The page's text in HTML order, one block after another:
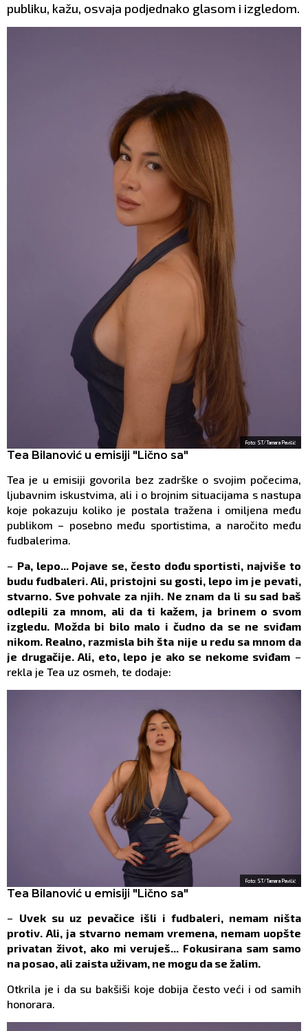
publiku, kažu, osvaja podjednako glasom i izgledom.
Foto: ST/Tamara Pavišić
Tea Bilanović u emisiji "Lično sa"
Tea je u emisiji govorila bez zadrške o svojim počecima,
ljubavnim iskustvima, ali i o brojnim situacijama s nastupa
koje pokazuju koliko je postala tražena i omiljena među
publikom – posebno među sportistima, a naročito među
fudbalerima.
– Pa, lepo... Pojave se, često dođu sportisti, najviše to
budu fudbaleri. Ali, pristojni su gosti, lepo im je pevati,
stvarno. Sve pohvale za njih. Ne znam da li su sad baš
odlepili za mnom, ali da ti kažem, ja brinem o svom
izgledu. Možda bi bilo malo i čudno da se ne sviđam
nikom. Realno, razmisla bih šta nije u redu sa mnom da
je drugačije. Ali, eto, lepo je ako se nekome sviđam –
rekla je Tea uz osmeh, te dodaje:
Foto: ST/Tamara Pavišić
Tea Bilanović u emisiji "Lično sa"
– Uvek su uz pevačice išli i fudbaleri, nemam ništa
protiv. Ali, ja stvarno nemam vremena, nemam uopšte
privatan život, ako mi veruješ... Fokusirana sam samo
na posao, ali zaista uživam, ne mogu da se žalim.
Otkrila je i da su bakšiši koje dobija često veći i od samih
honorara.